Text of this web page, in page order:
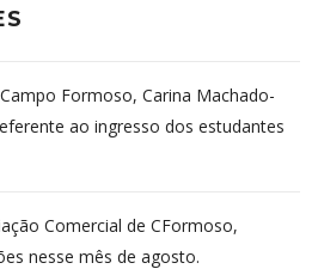
Formoso, Carina Machado-
ao ingresso dos estudantes
Comercial de CFormoso,
nesse mês de agosto.